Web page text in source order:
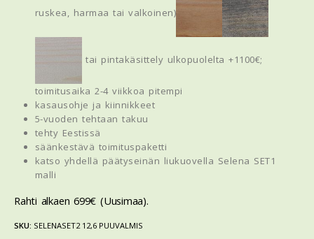
ruskea, harmaa tai valkoinen)
tai pintakäsittely ulkopuolelta +1100€;
toimitusaika 2-4 viikkoa pitempi
kasausohje ja kiinnikkeet
5-vuoden tehtaan takuu
tehty Eestissä
säänkestävä toimituspaketti
katso yhdellä päätyseinän liukuovella Selena SET1
malli
Rahti alkaen 699€ (Uusimaa).
SKU: SELENASET2 12,6 PUUVALMIS